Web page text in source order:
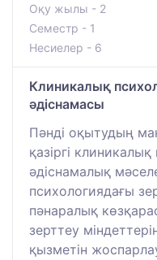
Оқу жылы - 2
Семестр - 1
Несиелер - 6
Клиникалық
әдіснамасы
Пәнді оқытудың
қазіргі клиникалық
әдіснамалық
психологиядағы
пәнаралық
зерттеу
қызметін